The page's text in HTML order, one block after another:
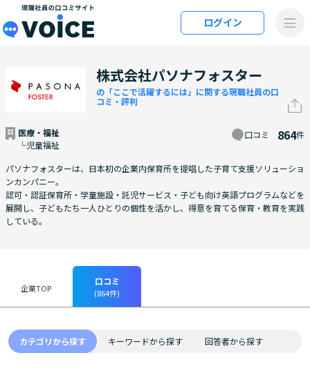
メインコンテンツにスキップ
ログイン
株式会社パソナフォスター
の「ここで活躍するには」に関する現職社員の口
コミ・評判
医療・福祉
└児童福祉
口コミ 864件
パソナフォスターは、日本初の企業内保育所を提唱した子育て支援ソリューショ
ンカンパニー。
認可・認証保育所・学童施設・託児サービス・子ども向け英語プログラムなどを
展開し、子どもたち一人ひとりの個性を活かし、得意を育てる保育・教育を実践
している。
企業TOP
口コミ
(864件)
カテゴリから探す キーワードから探す 回答者から探す